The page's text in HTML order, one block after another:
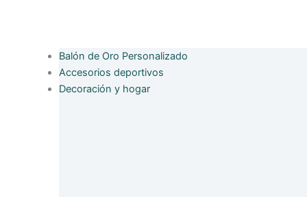
Balón de Oro Personalizado
Accesorios deportivos
Decoración y hogar